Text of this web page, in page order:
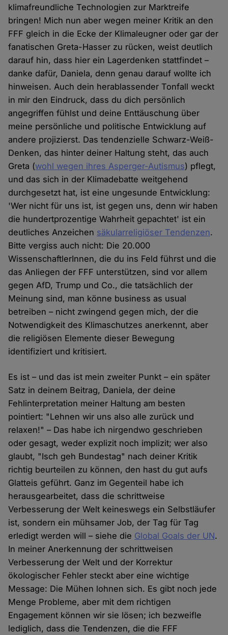
klimafreundliche Technologien zur Marktreife
bringen! Mich nun aber wegen meiner Kritik an den
FFF gleich in die Ecke der Klimaleugner oder gar der
fanatischen Greta-Hasser zu rücken, weist deutlich
darauf hin, dass hier ein Lagerdenken stattfindet –
danke dafür, Daniela, denn genau darauf wollte ich
hinweisen. Auch dein herablassender Tonfall weckt
in mir den Eindruck, dass du dich persönlich
angegriffen fühlst und deine Enttäuschung über
meine persönliche und politische Entwicklung auf
andere projizierst. Das tendenzielle Schwarz-Weiß-
Denken, das hinter deiner Haltung steht, das auch
Greta (wohl wegen ihres Asperger-Autismus) pflegt,
und das sich in der Klimadebatte weitgehend
durchgesetzt hat, ist eine ungesunde Entwicklung:
'Wer nicht für uns ist, ist gegen uns, denn wir haben
die hundertprozentige Wahrheit gepachtet' ist ein
deutliches Anzeichen säkularreligiöser Tendenzen.
Bitte vergiss auch nicht: Die 20.000
WissenschaftlerInnen, die du ins Feld führst und die
das Anliegen der FFF unterstützen, sind vor allem
gegen AfD, Trump und Co., die tatsächlich der
Meinung sind, man könne business as usual
betreiben – nicht zwingend gegen mich, der die
Notwendigkeit des Klimaschutzes anerkennt, aber
die religiösen Elemente dieser Bewegung
identifiziert und kritisiert.
Es ist – und das ist mein zweiter Punkt – ein später
Satz in deinem Beitrag, Daniela, der deine
Fehlinterpretation meiner Haltung am besten
pointiert: "Lehnen wir uns also alle zurück und
relaxen!" – Das habe ich nirgendwo geschrieben
oder gesagt, weder explizit noch implizit; wer also
glaubt, "Isch geh Bundestag" nach deiner Kritik
richtig beurteilen zu können, den hast du gut aufs
Glatteis geführt. Ganz im Gegenteil habe ich
herausgearbeitet, dass die schrittweise
Verbesserung der Welt keineswegs ein Selbstläufer
ist, sondern ein mühsamer Job, der Tag für Tag
erledigt werden will – siehe die Global Goals der UN.
In meiner Anerkennung der schrittweisen
Verbesserung der Welt und der Korrektur
ökologischer Fehler steckt aber eine wichtige
Message: Die Mühen lohnen sich. Es gibt noch jede
Menge Probleme, aber mit dem richtigen
Engagement können wir sie lösen; ich bezweifle
lediglich, dass die Tendenzen, die die FFF